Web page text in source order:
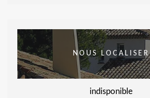
NOUS LOCALISER
indisponible